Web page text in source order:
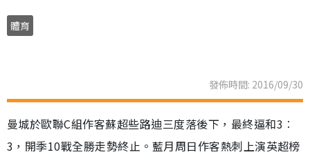
體育
發佈時間: 2016/09/30
曼城於歐聯C組作客蘇超些路迪三度落後下，最終逼和3︰
3，開季10戰全勝走勢終止。藍月周日作客熱刺上演英超榜